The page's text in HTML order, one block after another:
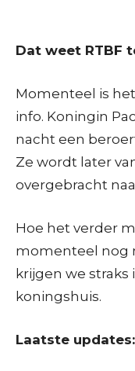
Dat weet RTBF
Momenteel is
info. Koningin
nacht een
Ze wordt later
overgebracht
Hoe het verder
momenteel nog
krijgen we straks
koningshuis.
Laatste updates: